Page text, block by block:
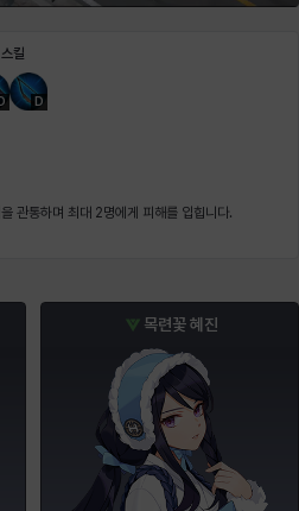
킬
D D
관통하며 최대 2명에게 피해를 입힙니다.
목련꽃 혜진